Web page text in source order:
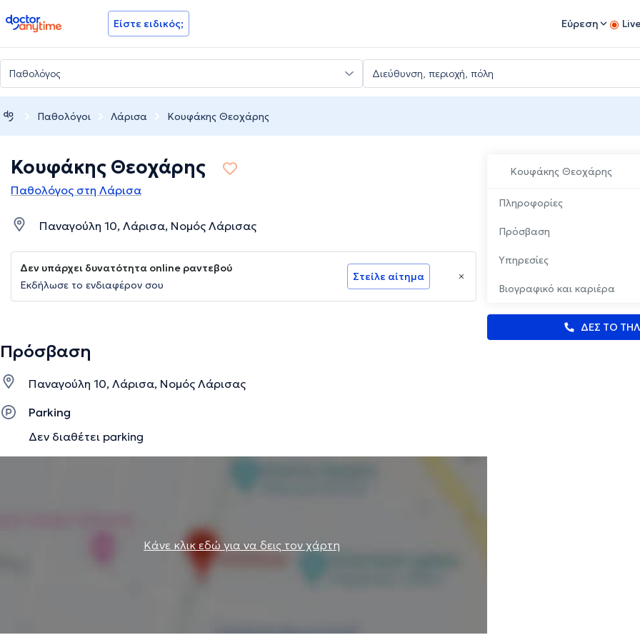
doctoranytime Είστε ειδικός; Εύρεση
Παθολόγοι Λάρισα Κουφάκης Θεοχάρης
Κουφάκης Θεοχάρης
Πληροφορίες
Πρόσβαση
Υπηρεσίες
Βιογραφικό και καριέρα
ΔΕΣ ΤΟ
Κουφάκης Θεοχάρης
Παθολόγος στη Λάρισα
Παναγούλη 10, Λάρισα, Νομός Λάρισας
Δεν υπάρχει δυνατότητα online ραντεβού
Εκδήλωσε το ενδιαφέρον σου
Στείλε αίτημα
Πρόσβαση
Παναγούλη 10, Λάρισα, Νομός Λάρισας
Parking
Δεν διαθέτει parking
Κάνε κλικ εδώ για να δεις τον χάρτη